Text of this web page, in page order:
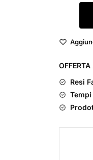
Robe
Eau
de
Parfum
Resi